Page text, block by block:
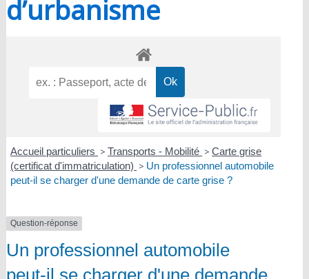
d’urbanisme
Accueil particuliers > Transports - Mobilité > Carte grise
(certificat d'immatriculation) > Un professionnel automobile
peut-il se charger d'une demande de carte grise ?
Question-réponse
Un professionnel automobile
peut-il se charger d'une demande